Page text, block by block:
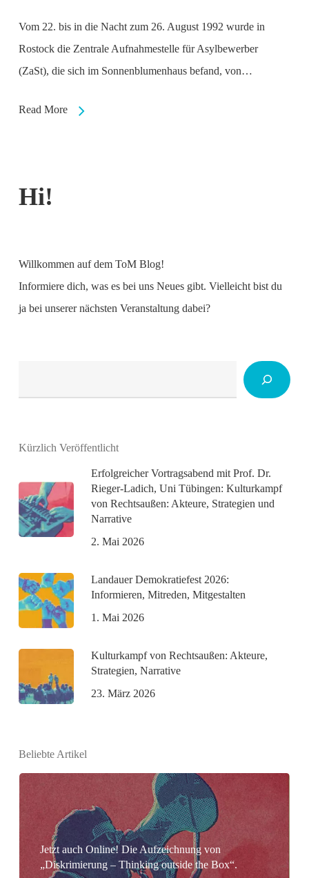
Vom 22. bis in die Nacht zum 26. August 1992 wurde in
Rostock die Zentrale Aufnahmestelle für Asylbewerber
(ZaSt), die sich im Sonnenblumenhaus befand, von…
Read More
Hi!
Willkommen auf dem ToM Blog!
Informiere dich, was es bei uns Neues gibt. Vielleicht bist du
ja bei unserer nächsten Veranstaltung dabei?
Kürzlich Veröffentlicht
Erfolgreicher Vortragsabend mit Prof. Dr.
Rieger-Ladich, Uni Tübingen: Kulturkampf
von Rechtsaußen: Akteure, Strategien und
Narrative
2. Mai 2026
Landauer Demokratiefest 2026:
Informieren, Mitreden, Mitgestalten
1. Mai 2026
Kulturkampf von Rechtsaußen: Akteure,
Strategien, Narrative
23. März 2026
Beliebte Artikel
Jetzt auch Online! Die Aufzeichnung von
„Diskrimierung – Thinking outside the Box“.